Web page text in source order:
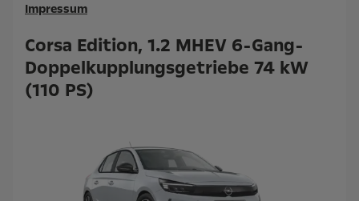
Corsa Edition, 1.2 MHEV 6-Gang-
Doppelkupplungsgetriebe 74 kW
(110 PS)
Impressum